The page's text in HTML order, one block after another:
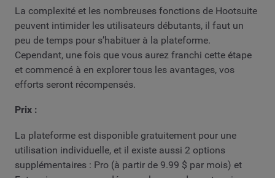
La complexité et les nombreuses fonctions de Hootsuite
peuvent intimider les utilisateurs débutants, il faut un
peu de temps pour s’habituer à la plateforme.
Cependant, une fois que vous aurez franchi cette étape
et commencé à en explorer tous les avantages, vos
efforts seront récompensés.
Prix :
La plateforme est disponible gratuitement pour une
utilisation individuelle, et il existe aussi 2 options
supplémentaires : Pro (à partir de 9.99 $ par mois) et